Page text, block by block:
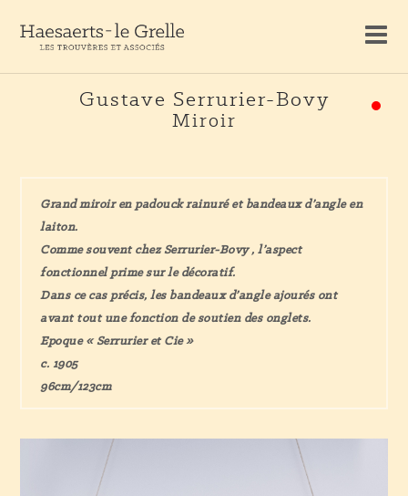
Gustave Serrurier-Bovy
Miroir
Grand miroir en padouck rainuré et bandeaux d’angle en
laiton.
Comme souvent chez Serrurier-Bovy , l’aspect
fonctionnel primesur le décoratif.
Dans ce cas précis, les bandeaux d’angle ajourés ont
avant tout une fonction de soutien des onglets.
Epoque « Serrurier et Cie »
c. 1905
96cm/123cm